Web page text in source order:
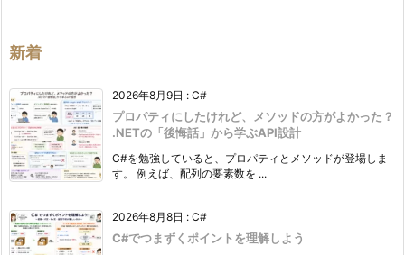
ー
新着
2026年8月9日 : C#
プロパティにしたけれど、メソッドの方がよかった？
.NETの「後悔話」から学ぶAPI設計
C#を勉強していると、プロパティとメソッドが登場しま
す。 例えば、配列の要素数を ...
2026年8月8日 : C#
C#でつまずくポイントを理解しよう